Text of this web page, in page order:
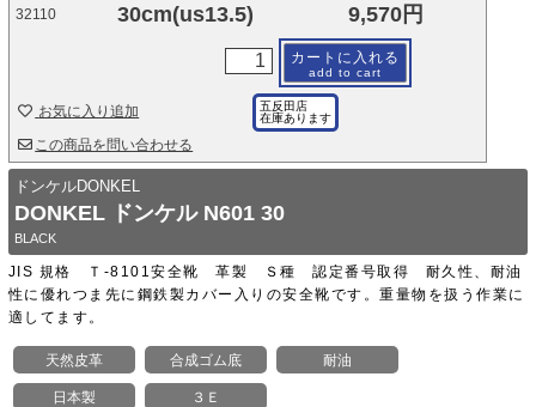
JIS 規格 Ｔ-8101安全靴 革製 Ｓ種 認定番号取得 耐久性、耐油
性に優れつま先に鋼鉄製カバー入りの安全靴です。重量物を扱う作業に
適してます。
天然皮革 合成ゴム底 耐油
日本製 ３Ｅ
ドンケルDONKEL
DONKEL ドンケル N601 30
BLACK
32110 30cm(us13.5) 9,570円
カートに入れる
add to cart
五反田店
在庫あります
お気に入り追加
この商品を問い合わせる